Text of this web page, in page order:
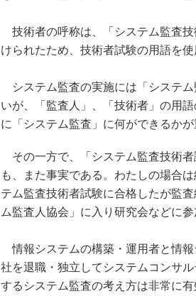
技術者の呼称は、「システム監査
けられたため、技術者試験の用語を
システム監査の実施には「システ
いが、「監査人」、「技術者」の用
に「システム監査」に何ができるかが
その一方で、「システム監査技術
も、また事実である。わたしの場合
テム監査技術者試験に合格したが監
ム監査人協会」に入り研究会などに
情報システムの構築・運用者と情
社を退職・独立してシステムコンサ
するシステム監査の考え方は非常に